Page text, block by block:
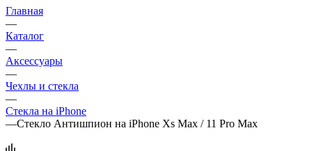
Главная
—
Каталог
—
Аксессуары
—
Чехлы и стекла
—
Стекла на iPhone
—Стекло Антишпион на iPhone Xs Max / 11 Pro Max